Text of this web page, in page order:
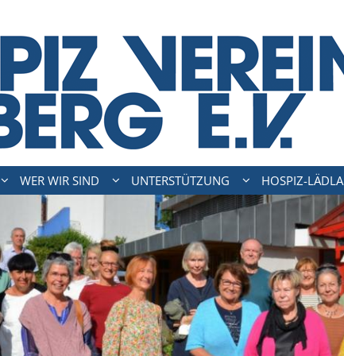
WER WIR SIND UNTERSTÜTZUNG HOSPIZ-LÄDLA